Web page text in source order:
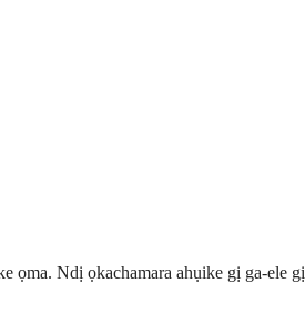
Ndị ọkachamara ahụike gị ga-ele